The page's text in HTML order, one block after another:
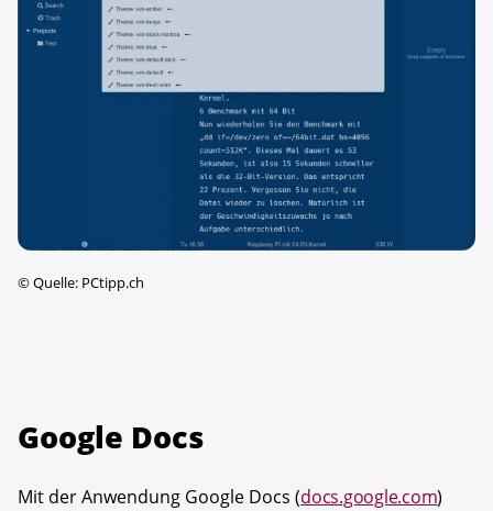
©Quelle: PCtipp.ch
Google Docs
Mit der Anwendung Google Docs (docs.google.com)